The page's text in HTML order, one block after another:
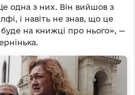
одна з них. Він вийшов з
і навіть не знав, що це
на книжці про нього», —